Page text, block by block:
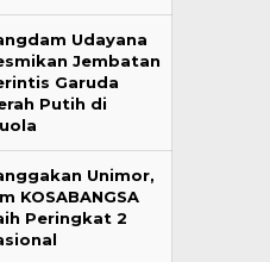
Udayana
Jembatan
Garuda
Putih di
Unimor,
KOSABANGSA
Peringkat 2